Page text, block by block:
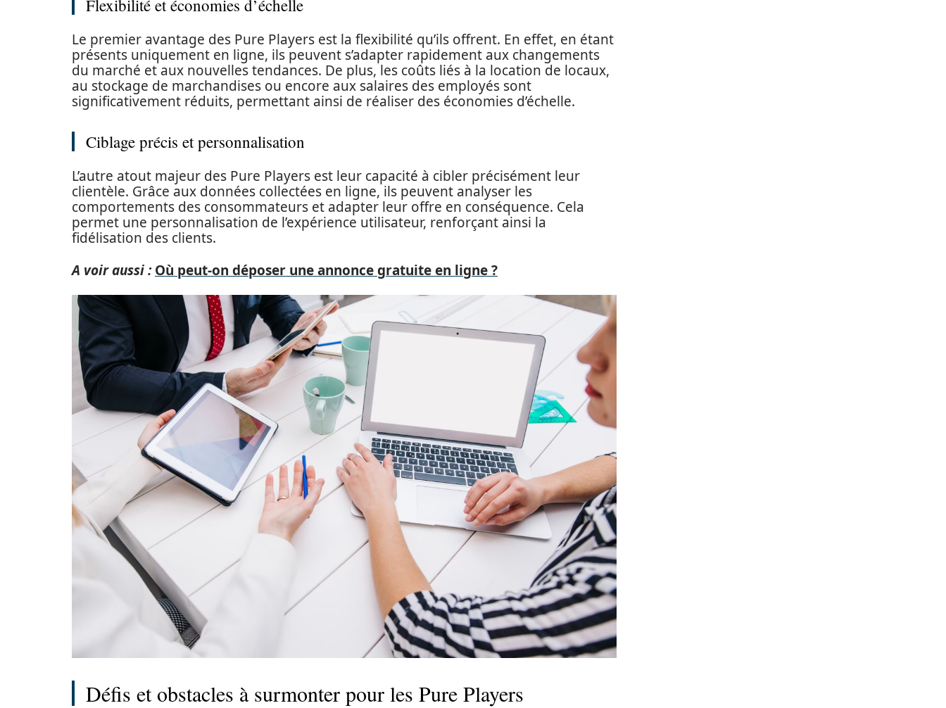
Flexibilité et économies d’échelle
Le premier avantage des Pure Players est la flexibilité qu’ils offrent. En effet, en étant
présents uniquement en ligne, ils peuvent s’adapter rapidement aux changements
du marché et aux nouvelles tendances. De plus, les coûts liés à la location de locaux,
au stockage de marchandises ou encore aux salaires des employés sont
significativement réduits, permettant ainsi de réaliser des économies d’échelle.
Ciblage précis et personnalisation
L’autre atout majeur des Pure Players est leur capacité à cibler précisément leur
clientèle. Grâce aux données collectées en ligne, ils peuvent analyser les
comportements des consommateurs et adapter leur offre en conséquence. Cela
permet une personnalisation de l’expérience utilisateur, renforçant ainsi la
fidélisation des clients.
A voir aussi : Où peut-on déposer une annonce gratuite en ligne ?
Défis et obstacles à surmonter pour les Pure Players